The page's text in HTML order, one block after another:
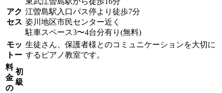
アク
セス
江曽島駅入口バス停より徒歩7分
姿川地区市民センター近く
駐車スペース3〜4台分有り(無料)
モッ
トー
生徒さん、保護者様とのコミュニケーションを大切に
するピアノ教室です。
料
金
の
初
級